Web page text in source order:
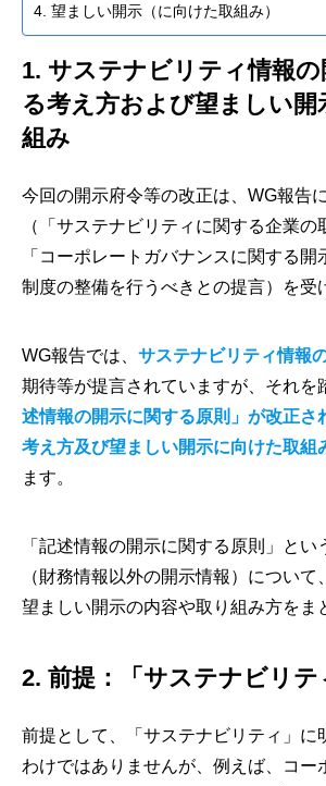
4. 望ましい開示（に向けた取組み）
1. サステナビリティ情報
る考え方および望ましい開
組み
今回の開示府令等の改正は、WG報告
（「サステナビリティに関する企業
「コーポレートガバナンスに関する開
制度の整備を行うべきとの提言）を受
WG報告では、 サステナビリティ情報
期待等が提言されていますが、それを
述情報の開示に関する原則」が改正さ
考え方及び望ましい開示に向けた取組
ます。
「記述情報の開示に関する原則」とい
（財務情報以外の開示情報）について
望ましい開示の内容や取り組み方をま
2. 前提：「サステナビリテ
前提として、「サステナビリティ」に
わけではありませんが、例えば、コー